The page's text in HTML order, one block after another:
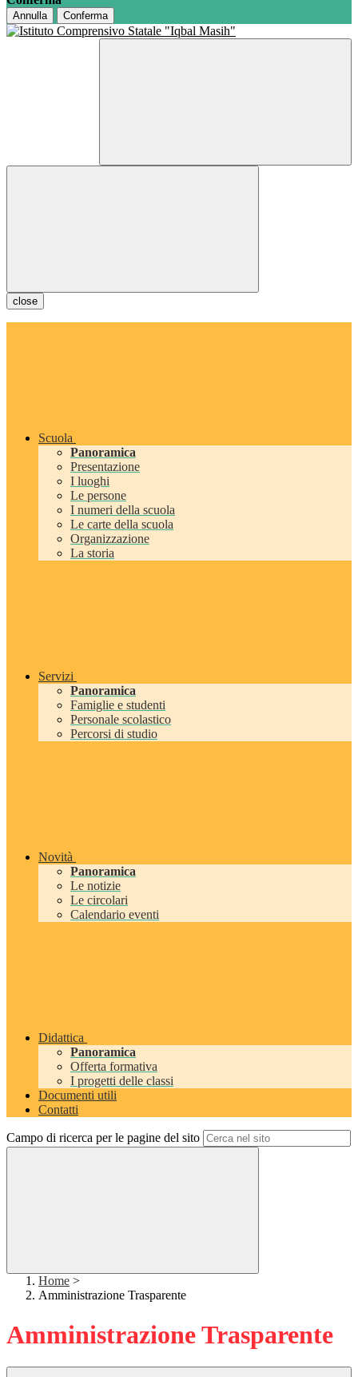
Annulla Conferma
close
Scuola
Panoramica
Presentazione
I luoghi
Le persone
I numeri della scuola
Le carte della scuola
Organizzazione
La storia
Servizi
Panoramica
Famiglie e studenti
Personale scolastico
Percorsi di studio
Novità
Panoramica
Le notizie
Le circolari
Calendario eventi
Didattica
Panoramica
Offerta formativa
I progetti delle classi
Documenti utili
Contatti
Campo di ricerca per le pagine del sito
Home >
Amministrazione Trasparente
Amministrazione Trasparente